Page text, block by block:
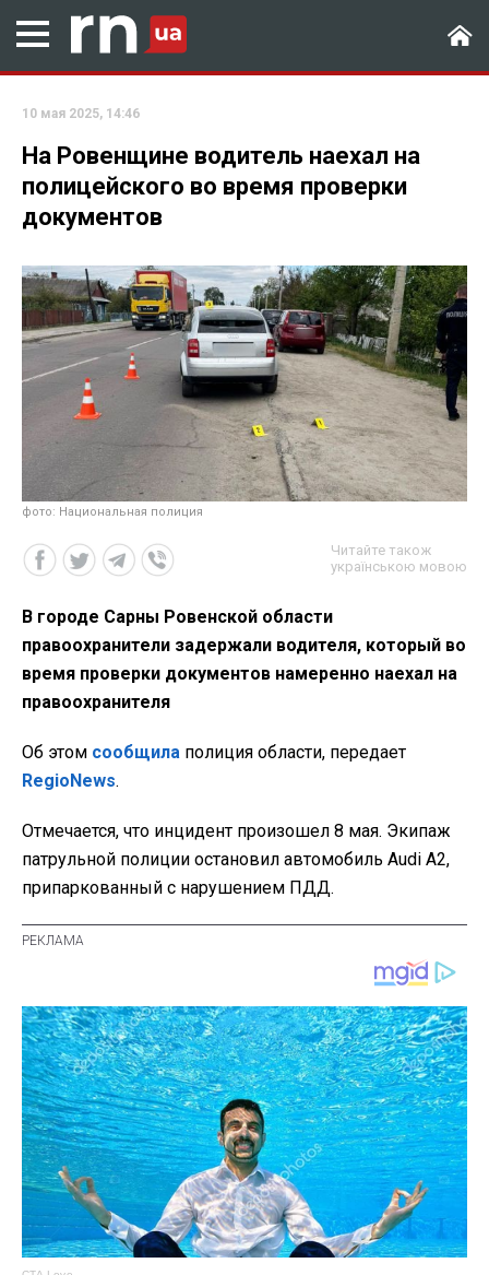
10 мая 2025, 14:46
На Ровенщине водитель наехал на
полицейского во время проверки
документов
фото: Национальная полиция
Читайте також
українською мовою
В городе Сарны Ровенской области
правоохранители задержали водителя, который во
время проверки документов намеренно наехал на
правоохранителя
Об этом сообщила полиция области, передает
RegioNews.
Отмечается, что инцидент произошел 8 мая. Экипаж
патрульной полиции остановил автомобиль Audi A2,
припаркованный с нарушением ПДД.